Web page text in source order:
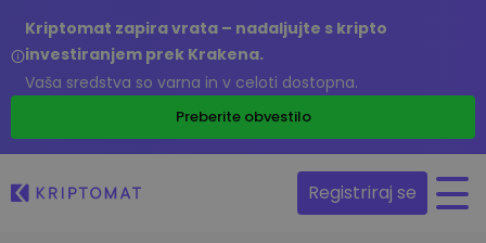
Kriptomat zapira vrata – nadaljujte s kripto
investiranjem prek Krakena.
Vaša sredstva so varna in v celoti dostopna.
Preberite obvestilo
Registriraj se